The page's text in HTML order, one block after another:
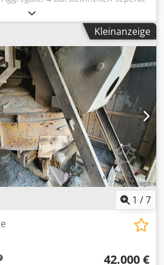
Hervorragend
von Massenaluminium -
auf Gehrung -
und Türen - Herstellung von
Möbeln - Herstellung von
- Herstellung von
Rotorgruppe: Gruppe von 5
Ø 115 je ein Motor 3 kW Djdpfx
Rotorgruppe: Gruppe von 5
Ø 115 je ein Motor 3 kW 3.
Brite Hard / Durchmesser 220mm,
Bürste: Scotch Brite Hard /
Varioantrieb Höhenverstellung:
digital Steuerung: Touchscreen
4 - 12 m/min Motorleistung
Maschinenbreite:
Kleinanzeige
1 /7
42.000 €